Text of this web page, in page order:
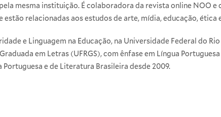
mesma instituição. É colaboradora da revista online NOO e
estão relacionadas aos estudos de arte, mídia, educação, ética
e Linguagem na Educação, na Universidade Federal do Rio
em Letras (UFRGS), com ênfase em Língua
e de Literatura Brasileira desde 2009.